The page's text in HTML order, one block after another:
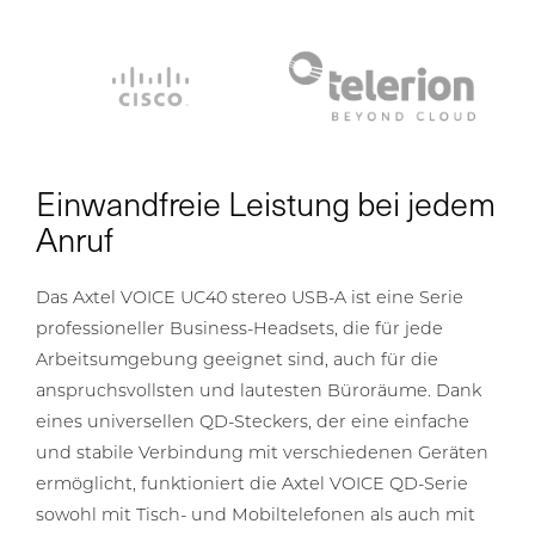
Einwandfreie Leistung bei jedem
Anruf
Das Axtel VOICE UC40 stereo USB-A ist eine Serie
professioneller Business-Headsets, die für jede
Arbeitsumgebung geeignet sind, auch für die
anspruchsvollsten und lautesten Büroräume. Dank
eines universellen QD-Steckers, der eine einfache
und stabile Verbindung mit verschiedenen Geräten
ermöglicht, funktioniert die Axtel VOICE QD-Serie
sowohl mit Tisch- und Mobiltelefonen als auch mit